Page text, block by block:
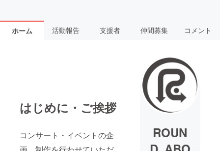
ホーム 活動報告 支援者 仲間募集 コメント
はじめに・ご挨拶
コンサート・イベントの企
ROUN